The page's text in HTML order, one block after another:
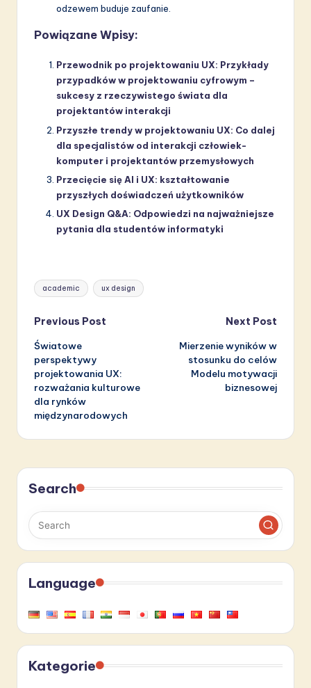
odzewem buduje zaufanie.
Powiązane Wpisy:
Przewodnik po projektowaniu UX: Przykłady
przypadków w projektowaniu cyfrowym –
sukcesy z rzeczywistego świata dla
projektantów interakcji
Przyszłe trendy w projektowaniu UX: Co dalej
dla specjalistów od interakcji człowiek-
komputer i projektantów przemysłowych
Przecięcie się AI i UX: kształtowanie
przyszłych doświadczeń użytkowników
UX Design Q&A: Odpowiedzi na najważniejsze
pytania dla studentów informatyki
Tags:
academic ux design
Post
navigation
Previous Post
Światowe
perspektywy
projektowania UX:
rozważania kulturowe
dla rynków
międzynarodowych
Next Post
Mierzenie wyników w
stosunku do celów
Modelu motywacji
biznesowej
Search
Language
Kategorie